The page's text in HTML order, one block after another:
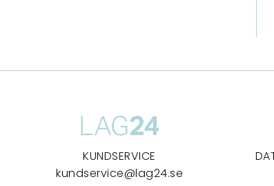
KUNDSERVICE
kundservice@lag24.se